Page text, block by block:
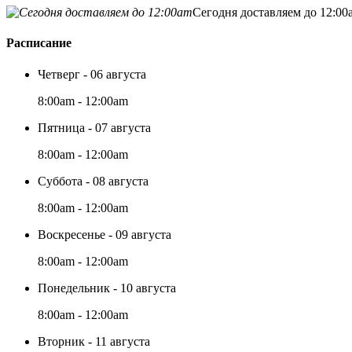
Сегодня доставляем до
Расписание
Четверг - 06 августа
8:00am - 12:00am
Пятница - 07 августа
8:00am - 12:00am
Суббота - 08 августа
8:00am - 12:00am
Воскресенье - 09 августа
8:00am - 12:00am
Понедельник - 10 августа
8:00am - 12:00am
Вторник - 11 августа